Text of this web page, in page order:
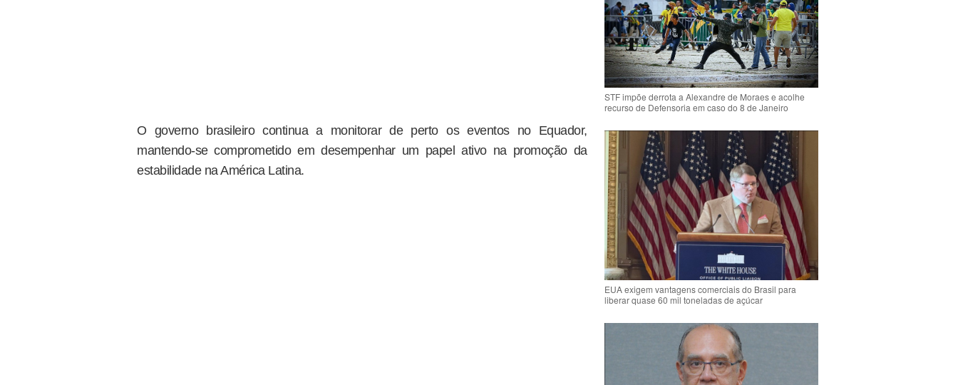
O governo brasileiro continua a monitorar de perto os eventos no Equador,
mantendo-se comprometido em desempenhar um papel ativo na promoção da
estabilidade na América Latina.
STF impõe derrota a Alexandre de Moraes e acolhe
recurso de Defensoria em caso do 8 de Janeiro
EUA exigem vantagens comerciais do Brasil para
liberar quase 60 mil toneladas de açúcar